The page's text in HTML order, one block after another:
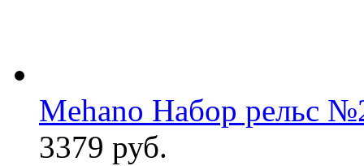
Mehano Набор рельс
3379 руб.